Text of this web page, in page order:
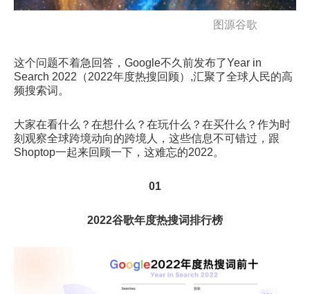
图源谷歌
这个问题不着急回答，Google不久前发布了Year in
Search 2022（2022年度热搜回顾）,汇聚了全球人民的高
频搜索词。
大家在看什么？在想什么？在玩什么？在买什么？作为时
刻观察全球跨境动向的跨境人，这些信息不可错过，跟
Shoptop一起来回顾一下，这难忘的2022。
01
2022谷歌年度热搜词排行榜